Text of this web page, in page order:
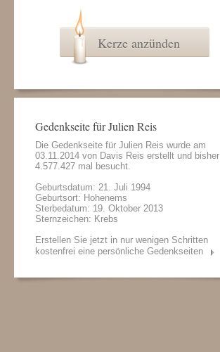
Kerze anzünden
Gedenkseite für Julien Reis
Die Gedenkseite für Julien Reis wurde am
03.11.2014 von Davis Reis erstellt und bisher
4.577.427 mal besucht.
Geburtsdatum: 21. Juli 1994
Geburtsort: Hohenems
Sterbedatum: 19. Oktober 2013
Sternzeichen: Krebs
Erstellen Sie jetzt in nur wenigen Schritten
kostenfrei eine persönliche Gedenkseiten